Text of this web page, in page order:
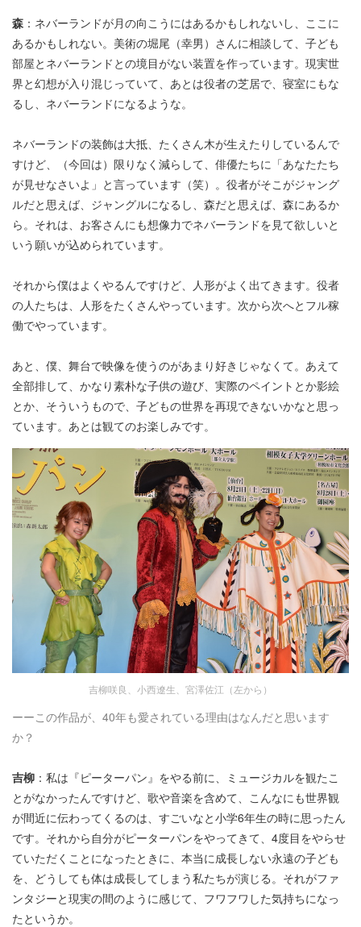
森 ：ネバーランドが月の向こうにはあるかもしれないし、ここに
あるかもしれない。美術の堀尾（幸男）さんに相談して、子ども
部屋とネバーランドとの境目がない装置を作っています。現実世
界と幻想が入り混じっていて、あとは役者の芝居で、寝室にもな
るし、ネバーランドになるような。
ネバーランドの装飾は大抵、たくさん木が生えたりしているんで
すけど、（今回は）限りなく減らして、俳優たちに「あなたたち
が見せなさいよ」と言っています（笑）。役者がそこがジャング
ルだと思えば、ジャングルになるし、森だと思えば、森にあるか
ら。それは、お客さんにも想像力でネバーランドを見て欲しいと
いう願いが込められています。
それから僕はよくやるんですけど、人形がよく出てきます。役者
の人たちは、人形をたくさんやっています。次から次へとフル稼
働でやっています。
あと、僕、舞台で映像を使うのがあまり好きじゃなくて。あえて
全部排して、かなり素朴な子供の遊び、実際のペイントとか影絵
とか、そういうもので、子どもの世界を再現できないかなと思っ
ています。あとは観てのお楽しみです。
吉柳咲良、小西遼生、宮澤佐江（左から）
ーーこの作品が、40年も愛されている理由はなんだと思います
か？
吉柳 ：私は『ピーターパン』をやる前に、ミュージカルを観たこ
とがなかったんですけど、歌や音楽を含めて、こんなにも世界観
が間近に伝わってくるのは、すごいなと小学6年生の時に思ったん
です。それから自分がピーターパンをやってきて、4度目をやらせ
ていただくことになったときに、本当に成長しない永遠の子ども
を、どうしても体は成長してしまう私たちが演じる。それがファ
ンタジーと現実の間のように感じて、フワフワした気持ちになっ
たというか。